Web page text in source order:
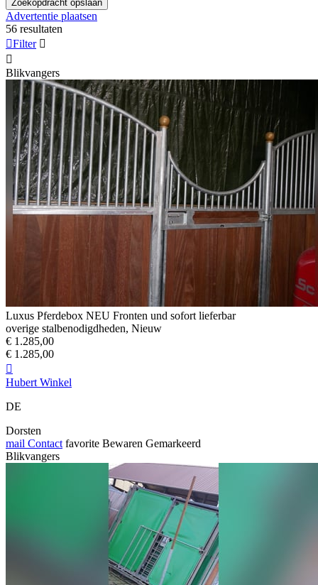
Zoekopdracht opslaan
Advertentie plaatsen
56 resultaten
Filter 

Blikvangers
Luxus Pferdebox NEU Fronten und sofort lieferbar
overige stalbenodigdheden, Nieuw
€ 1.285,00
€ 1.285,00

Hubert Winkel
DE
Dorsten
mail Contact favorite Bewaren Gemarkeerd
Blikvangers